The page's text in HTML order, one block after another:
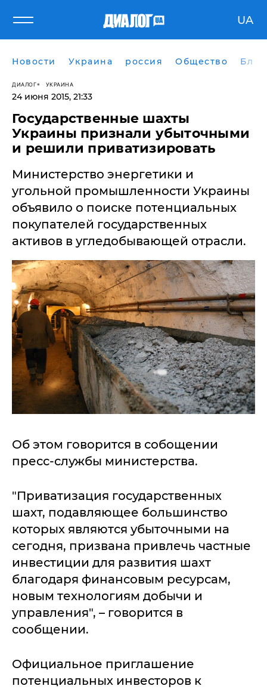
UA
Новости Украина россия Общество
ДИАЛОГ УКРАИНА
24 июня 2015, 21:33
Государственные шахты
Украины признали убыточными
и решили приватизировать
Министерство энергетики и
угольной промышленности Украины
объявило о поиске потенциальных
покупателей государственных
активов в угледобывающей отрасли.
Об этом говорится в собощении
пресс-службы министерства.
"Приватизация государственных
шахт, подавляющее большинство
которых являются убыточными на
сегодня, призвана привлечь частные
инвестиции для развития шахт
благодаря финансовым ресурсам,
новым технологиям добычи и
управления", – говорится в
сообщении.
Официальное приглашение
потенциальных инвесторов к